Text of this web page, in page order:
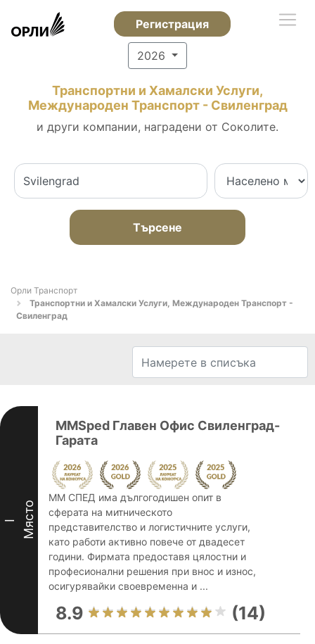
Регистрация
2026
Транспортни и Хамалски Услуги,
Международен Транспорт - Свиленград
и други компании, наградени от Соколите.
Търсене
Орли Транспорт
Транспортни и Хамалски Услуги, Международен Транспорт -
Свиленград
I Място
MMSped Главен Офис Свиленград-
Гарата
ММ СПЕД има дългогодишен опит в
сферата на митническото
представителство и логистичните услуги,
като работи активно повече от двадесет
години. Фирмата предоставя цялостни и
професионални решения при внос и износ,
осигурявайки своевременна и ...
8.9 (14)